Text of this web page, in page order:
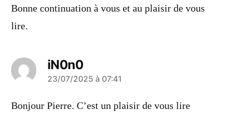
Bonne continuation à vous et au plaisir de vous
lire.
iN0n0
a
dit :
23/07/2025 à 07:41
Bonjour Pierre. C’est un plaisir de vous lire